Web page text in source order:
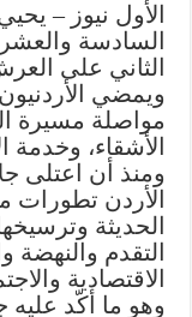
الإثنين
الـ
26
لعيد
مغلقة
الأول نيوز –
السادسة
الثاني على
ويمضي
مواصلة مسيرة
الأشقاء، وخدمة
الأردن تطورات
الحديثة
التقدم والنهضة
الاقتصادية
وهو ما أكّد